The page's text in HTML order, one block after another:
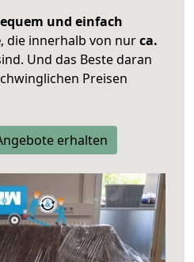
und einfach
, die innerhalb von nurca.
Und das Beste daran
Preisen
erhalten